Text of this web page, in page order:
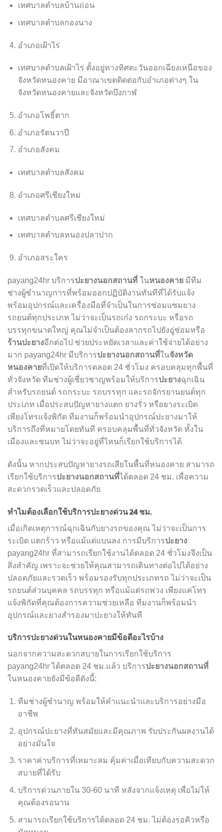
เทศบาลตำบลบ้านถ่อน
เทศบาลตำบลกองนาง
อำเภอเฝ้าไร่
เทศบาลตำบลเฝ้าไร่ ตั้งอยู่ทางทิศตะวันออกเฉียงเหนือของ
จังหวัดหนองคาย มีอาณาเขตติดต่อกับอำเภอต่างๆ ใน
จังหวัดหนองคายและจังหวัดบึงกาฬ
อำเภอโพธิ์ตาก
อำเภอรัตนวาปี
อำเภอสังคม
เทศบาลตำบลสังคม
อำเภอศรีเชียงใหม่
เทศบาลตำบลศรีเชียงใหม่
เทศบาลตำบลหนองปลาปาก
อำเภอสระใคร
payang24hr บริการปะยางนอกสถานที่ ในหนองคาย มีทีม
ช่างผู้ชำนาญการที่พร้อมออกปฏิบัติงานทันทีที่ได้รับแจ้ง
พร้อมอุปกรณ์และเครื่องมือที่จำเป็นในการซ่อมแซมยาง
รถยนต์ทุกประเภท ไม่ว่าจะเป็นรถเก๋ง รถกระบะ หรือรถ
บรรทุกขนาดใหญ่ คุณไม่จำเป็นต้องลากรถไปยังอู่ซ่อมหรือ
ร้านปะยางอีกต่อไป ช่วยประหยัดเวลาและค่าใช้จ่ายได้อย่าง
มาก payang24hr มีบริการปะยางนอกสถานที่ในจังหวัด
หนองคายที่เปิดให้บริการตลอด 24 ชั่วโมง ครอบคลุมทุกพื้นที่
ทั่วจังหวัด ทีมช่างผู้เชี่ยวชาญพร้อมให้บริการปะยางฉุกเฉิน
สำหรับรถยนต์ รถกระบะ รถบรรทุก และรถจักรยานยนต์ทุก
ประเภท เมื่อประสบปัญหายางแตก ยางรั่ว หรือยางระเบิด
เพียงโทรแจ้งพิกัด ทีมงานก็พร้อมนำอุปกรณ์ปะยางมาให้
บริการถึงที่หมายโดยทันที ครอบคลุมพื้นที่ทั่วจังหวัด ทั้งใน
เมืองและชนบท ไม่ว่าจะอยู่ที่ไหนก็เรียกใช้บริการได้
ดังนั้น หากประสบปัญหายางรถเสียในพื้นที่หนองคาย สามารถ
เรียกใช้บริการปะยางนอกสถานที่ได้ตลอด 24 ชม. เพื่อความ
สะดวกรวดเร็วและปลอดภัย
ทำไมต้องเลือกใช้บริการปะยางด่วน 24 ชม.
เมื่อเกิดเหตุการณ์ฉุกเฉินกับยางรถของคุณ ไม่ว่าจะเป็นการ
ระเบิด แตกร้าว หรือแม้แต่แบนลง การมีบริการปะยาง
payang24hr ที่สามารถเรียกใช้งานได้ตลอด 24 ชั่วโมงจึงเป็น
สิ่งสำคัญ เพราะจะช่วยให้คุณสามารถเดินทางต่อไปได้อย่าง
ปลอดภัยและรวดเร็ว พร้อมรองรับทุกประเภทรถ ไม่ว่าจะเป็น
รถยนต์ส่วนบุคคล รถบรรทุก หรือแม้แต่รถพ่วง เพียงแค่โทร
แจ้งพิกัดที่คุณต้องการความช่วยเหลือ ทีมงานก็พร้อมนำ
อุปกรณ์และยางสำรองมาปะยางให้ทันที
บริการปะยางด่วนในหนองคายมีข้อดีอะไรบ้าง
นอกจากความสะดวกสบายในการเรียกใช้บริการ
payang24hr ได้ตลอด 24 ชม.แล้ว บริการปะยางนอกสถานที่
ในหนองคายยังมีข้อดีดังนี้:
ทีมช่างผู้ชำนาญ พร้อมให้คำแนะนำและบริการอย่างมือ
อาชีพ
อุปกรณ์ปะยางที่ทันสมัยและมีคุณภาพ รับประกันผลงานได้
อย่างมั่นใจ
ราคาค่าบริการที่เหมาะสม คุ้มค่าเมื่อเทียบกับความสะดวก
สบายที่ได้รับ
บริการด่วนภายใน 30-60 นาที หลังจากแจ้งเหตุ เพื่อไม่ให้
คุณต้องรอนาน
สามารถเรียกใช้บริการได้ตลอด 24 ชม. ไม่ต้องรอคิวหรือ